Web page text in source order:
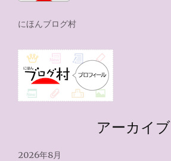
にほんブログ村
アーカイブ
2026年8月